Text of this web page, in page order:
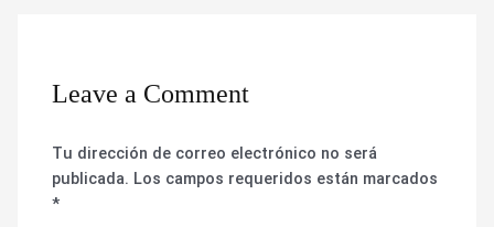
Leave a Comment
Tu dirección de correo electrónico no será
publicada. Los campos requeridos están marcados
*